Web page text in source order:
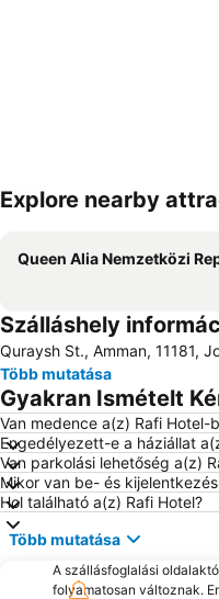
Nagy méretű térkép
Explore nearby
Queen Alia Nemzetközi
Szálláshely
Quraysh St., Amman, 11181,
Több mutatása
Gyakran Ismételt
Van medence a(z) Rafi Hotel-
Engedélyezett-e a háziállat
Van parkolási lehetőség a(z)
Mikor van be- és
Hol található a(z) Rafi Hotel?
Több mutatása
A szállásfoglalási
folyamatosan változnak.